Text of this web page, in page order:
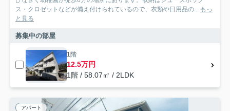
ス・クロゼットなどが備え付けられているので、衣類や日用品の...
もっ
と見る
募集中の部屋
1階
12.5万円
1階 / 58.07㎡ / 2LDK
アパート